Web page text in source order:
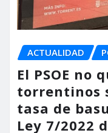
ACTUALIDAD
El PSOE no
torrentinos
tasa de
Ley 7/2022